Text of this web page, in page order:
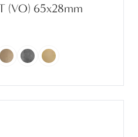
(VO) 65x28mm